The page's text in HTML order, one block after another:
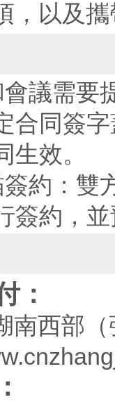
，以及
會議需
合同簽
效。
簽約：
簽約，
：
南西部